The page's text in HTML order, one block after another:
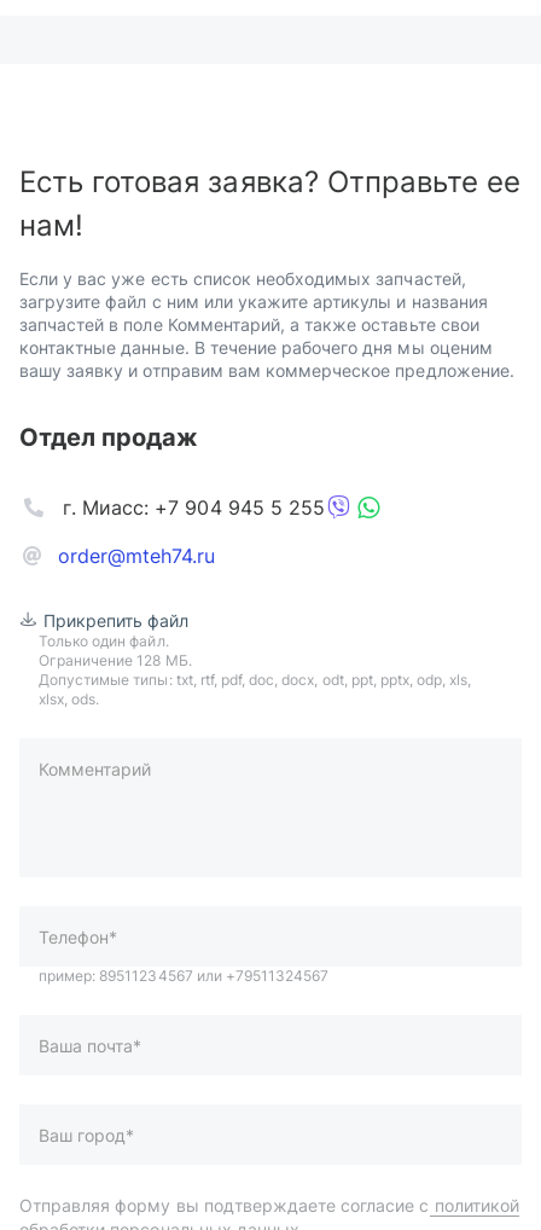
Есть готовая заявка? Отправьте ее
нам!
Если у вас уже есть список необходимых запчастей,
загрузите файл с ним или укажите артикулы и названия
запчастей в поле Комментарий, а также оставьте свои
контактные данные. В течение рабочего дня мы оценим
вашу заявку и отправим вам коммерческое предложение.
Отдел продаж
order@mteh74.ru
г. Миасс: +7 904 945 5 255
Прикрепить файл
Только один файл.
Ограничение 128 МБ.
Допустимые типы: txt, rtf, pdf, doc, docx, odt, ppt, pptx, odp, xls,
xlsx, ods.
Комментарий
пример: 89511234567 или +79511324567
Отправить
Автозапчасти и комплектующие